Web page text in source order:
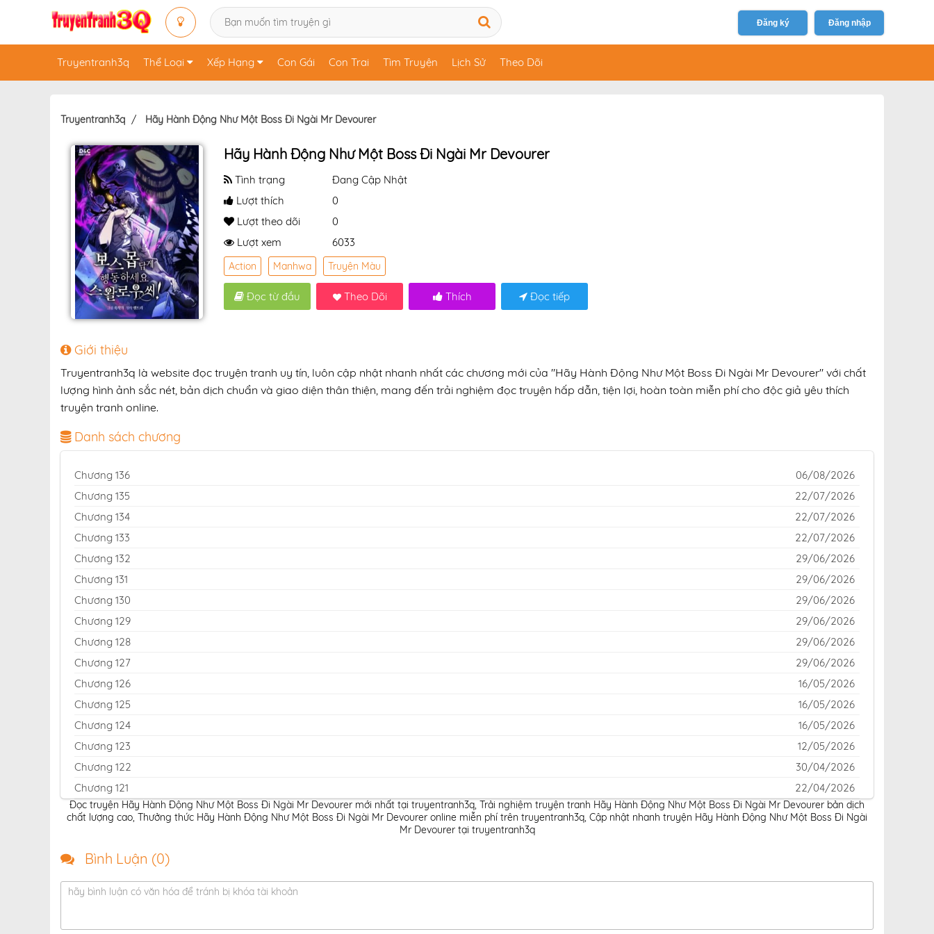
Đăng ký Đăng nhập
Truyentranh3q Thể Loại Xếp Hạng Con Gái Con Trai Tìm Truyện Lịch Sử Theo Dõi
Truyentranh3q Hãy Hành Động Như Một Boss Đi Ngài Mr Devourer
Hãy Hành Động Như Một Boss Đi Ngài Mr Devourer
Tình trạng
Đang Cập Nhật
Lượt thích
0
Lượt theo dõi
0
Lượt xem
6033
Action Manhwa Truyện Màu
Đọc từ đầu Theo Dõi Thích Đọc tiếp
Giới thiệu
Truyentranh3q là website đọc truyện tranh uy tín, luôn cập nhật nhanh nhất các chương mới của "Hãy Hành Động Như Một Boss Đi Ngài Mr Devourer" với chất
lượng hình ảnh sắc nét, bản dịch chuẩn và giao diện thân thiện, mang đến trải nghiệm đọc truyện hấp dẫn, tiện lợi, hoàn toàn miễn phí cho độc giả yêu thích
truyện tranh online.
Danh sách chương
Chương 136
06/08/2026
Chương 135
22/07/2026
Chương 134
22/07/2026
Chương 133
22/07/2026
Chương 132
29/06/2026
Chương 131
29/06/2026
Chương 130
29/06/2026
Chương 129
29/06/2026
Chương 128
29/06/2026
Chương 127
29/06/2026
Chương 126
16/05/2026
Chương 125
16/05/2026
Chương 124
16/05/2026
Chương 123
12/05/2026
Chương 122
30/04/2026
Chương 121
22/04/2026
Chương 120
06/04/2026
Chương 118
Chương 116
Đọc truyện Hãy Hành Động Như Một Boss Đi Ngài Mr Devourer mới nhất tại truyentranh3q, Trải nghiệm truyện tranh Hãy Hành Động Như Một Boss Đi Ngài Mr Devourer bản dịch
chất lượng cao, Thưởng thức Hãy Hành Động Như Một Boss Đi Ngài Mr Devourer online miễn phí trên truyentranh3q, Cập nhật nhanh truyện Hãy Hành Động Như Một Boss Đi Ngài
Mr Devourer tại truyentranh3q
Bình Luận (0)
hãy bình luận có văn hóa để tránh bị khóa tài khoản